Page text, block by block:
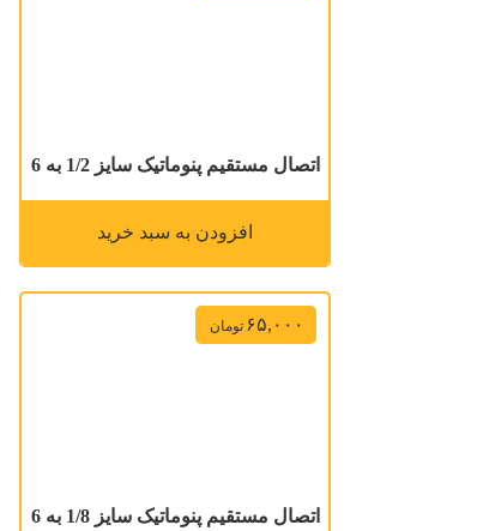
اتصال مستقیم پنوماتیک سایز 1/2 به 6
افزودن به سبد خرید
۶۵,۰۰۰ تومان
اتصال مستقیم پنوماتیک سایز 1/8 به 6